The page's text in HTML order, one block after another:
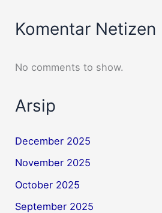
Komentar Netizen
No comments to show.
Arsip
December 2025
November 2025
October 2025
September 2025